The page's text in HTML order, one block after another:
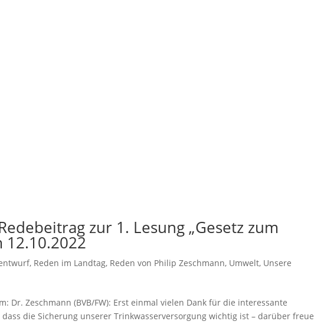
zur 1. Lesung „Gesetz zum
12.10.2022
, Reden im Landtag, Reden von Philip Zeschmann, Umwelt, Unsere
Dr. Zeschmann (BVB/FW): Erst einmal vielen Dank für die interessante
die Sicherung unserer Trinkwasserversorgung wichtig ist – darüber freue